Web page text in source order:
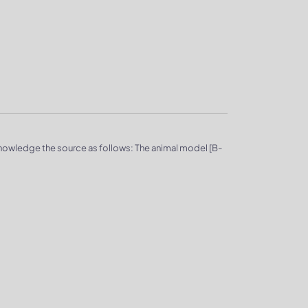
the source as follows: The animal model [B-